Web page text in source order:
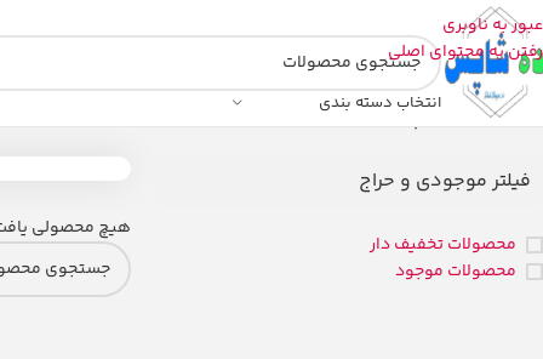
عبور به ناوبری
رفتن به محتوای اصلی
انتخاب دسته بندی
خانه/محصولات برچسب خورده “گوشی موبایل سامسونگ مدل galaxy a15 4g دو سیم کارت”
فیلتر موجودی و حراج
محصولات تخفیف دار
محصولات موجود
هیچ محصولی